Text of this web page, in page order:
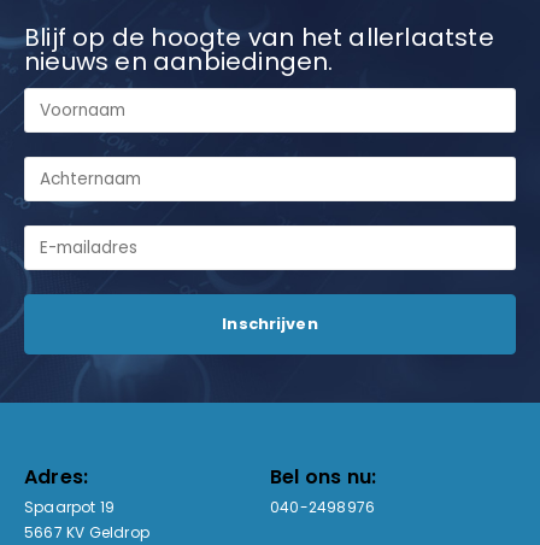
Blijf op de hoogte van het allerlaatste
nieuws en aanbiedingen.
Adres:
Spaarpot 19
5667 KV Geldrop
Bel ons nu:
040-2498976